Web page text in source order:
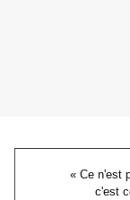
« Ce n'est
c'est